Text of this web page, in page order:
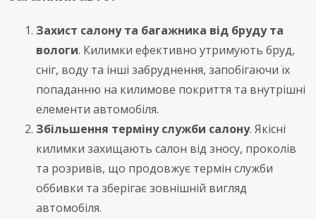
Захист салону та багажника від бруду та
вологи. Килимки ефективно утримують бруд,
сніг, воду та інші забруднення, запобігаючи їх
попаданню на килимове покриття та внутрішні
елементи автомобіля.
Збільшення терміну служби салону. Якісні
килимки захищають салон від зносу, проколів
та розривів, що продовжує термін служби
оббивки та зберігає зовнішній вигляд
автомобіля.